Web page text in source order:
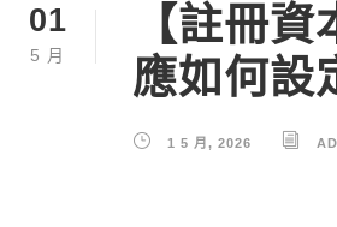
01
5 月
【註冊
應如何設
1 5 月, 2026